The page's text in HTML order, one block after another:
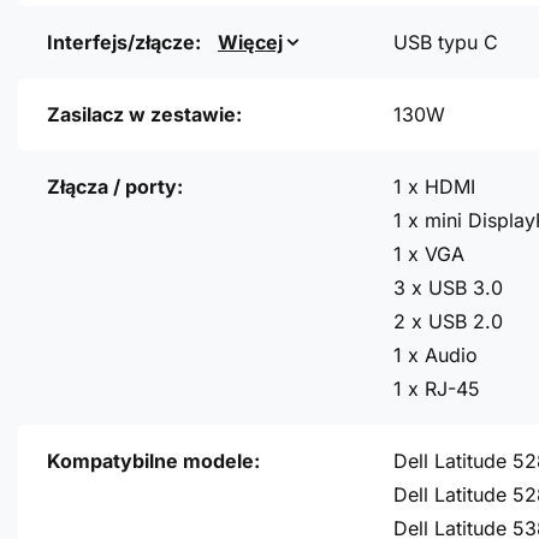
Interfejs/złącze: Więcej USB typu C
Zasilacz w zestawie: 130W
Złącza / porty:
1 x HDMI
1 x mini
1 x VGA
3 x USB 3.0
2 x USB 2.0
1 x Audio
1 x RJ-45
Kompatybilne modele:
Dell Latitude
Dell Latitude
Dell Latitude